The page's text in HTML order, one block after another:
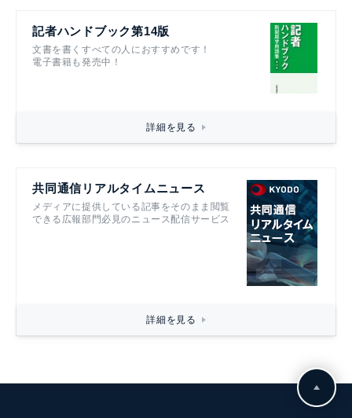
記者ハンドブック第14版
文書を書くすべての人におすすめです！
電子書籍も発売中！
詳細を見る
共同通信リアルタイムニュース
メディアに提供している記事をそのまま閲覧
できる広報部門必見のニュース配信サービス
詳細を見る